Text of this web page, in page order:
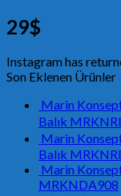
29$
Instagram has
Son Eklenen Ürünler
Marin
Balık
Marin
Balık
Marin
MRKNDA908